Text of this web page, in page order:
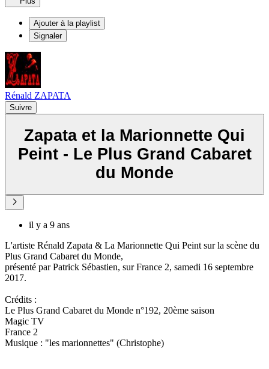
Ajouter à la playlist
Signaler
Rénald ZAPATA
Suivre
Zapata et la Marionnette Qui
Peint - Le Plus Grand Cabaret
du Monde
il y a 9 ans
L'artiste Rénald Zapata & La Marionnette Qui Peint sur la scène du
Plus Grand Cabaret du Monde,
présenté par Patrick Sébastien, sur France 2, samedi 16 septembre
2017.
Crédits :
Le Plus Grand Cabaret du Monde n°192, 20ème saison
Magic TV
France 2
Musique : "les marionnettes" (Christophe)